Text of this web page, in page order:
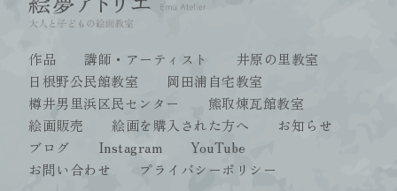
作品 講師・アーティスト
井原の里教室
日根野公民館教室
岡田浦自宅教室
樽井男里浜区民センター
熊取煉瓦館教室
絵画販売
絵画を購入された方へ
お知らせ
ブログ
Instagram
YouTube
お問い合わせ
プライバシーポリシー